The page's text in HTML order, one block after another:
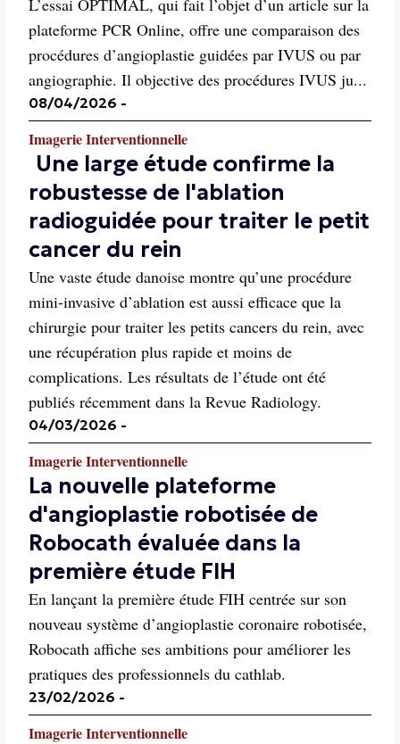
L’essai OPTIMAL, qui fait l’objet d’un article sur la
plateforme PCR Online, offre une comparaison des
procédures d’angioplastie guidées par IVUS ou par
angiographie. Il objective des procédures IVUS ju...
08/04/2026 -
Imagerie Interventionnelle
Une large étude confirme la
robustesse de l'ablation
radioguidée pour traiter le petit
cancer du rein
Une vaste étude danoise montre qu’une procédure
mini-invasive d’ablation est aussi efficace que la
chirurgie pour traiter les petits cancers du rein, avec
une récupération plus rapide et moins de
complications. Les résultats de l’étude ont été
publiés récemment dans la Revue Radiology.
04/03/2026 -
Imagerie Interventionnelle
La nouvelle plateforme
d'angioplastie robotisée de
Robocath évaluée dans la
première étude FIH
En lançant la première étude FIH centrée sur son
nouveau système d’angioplastie coronaire robotisée,
Robocath affiche ses ambitions pour améliorer les
pratiques des professionnels du cathlab.
23/02/2026 -
Imagerie Interventionnelle